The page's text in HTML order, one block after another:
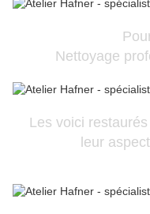
Nettoyage
Les voici
leur